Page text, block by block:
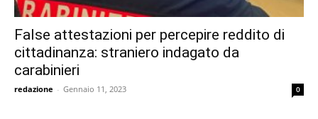
False attestazioni per percepire reddito di
cittadinanza: straniero indagato da
carabinieri
redazione - Gennaio 11, 2023 0